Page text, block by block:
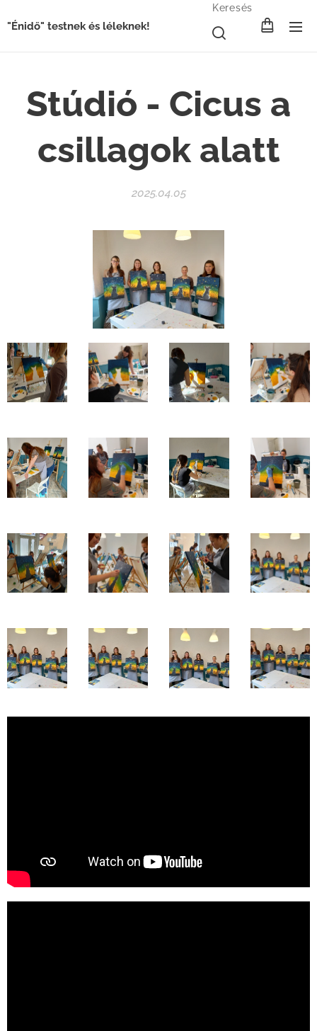
"Énidő" testnek és léleknek!
Keresés
Stúdió - Cicus a
csillagok alatt
2025.04.05